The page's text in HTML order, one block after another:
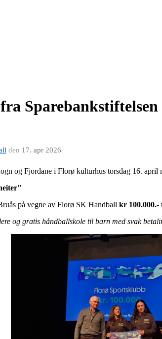
den 17. apr 2026
og Fjordane i Florø kulturhus torsdag 16. april
på vegne av Florø SK Handball kr 100.000.-
og gratis håndballskole til barn med svak